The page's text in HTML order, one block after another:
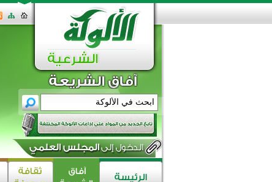
القرآن والتربية في صدارة البرامج
الصيفية للمسلمين في بينزا
وساراتوف وموردوفيا هذا العام